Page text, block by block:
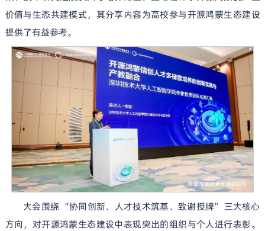
价值与生态共建模式，其分享内容为高校参与开源鸿蒙生态建设
提供了有益参考。
大会围绕 “协同创新、人才技术筑基、致谢授牌” 三大核心
方向，对开源鸿蒙生态建设中表现突出的组织与个人进行表彰。